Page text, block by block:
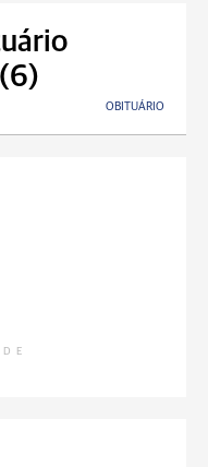
OBITUÁRIO